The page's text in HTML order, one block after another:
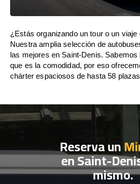
¿Estás organizando un tour o un viaje
Nuestra amplia selección de
las mejores en Saint-Denis. Sabemos
que es la comodidad, por eso
chárter espaciosos de hasta 58
Reserva un
en Saint-
mismo.